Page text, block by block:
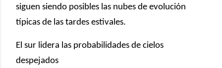
siguen siendo posibles las nubes de evolución
típicas de las tardes estivales.
El sur lidera las probabilidades de cielos
despejados